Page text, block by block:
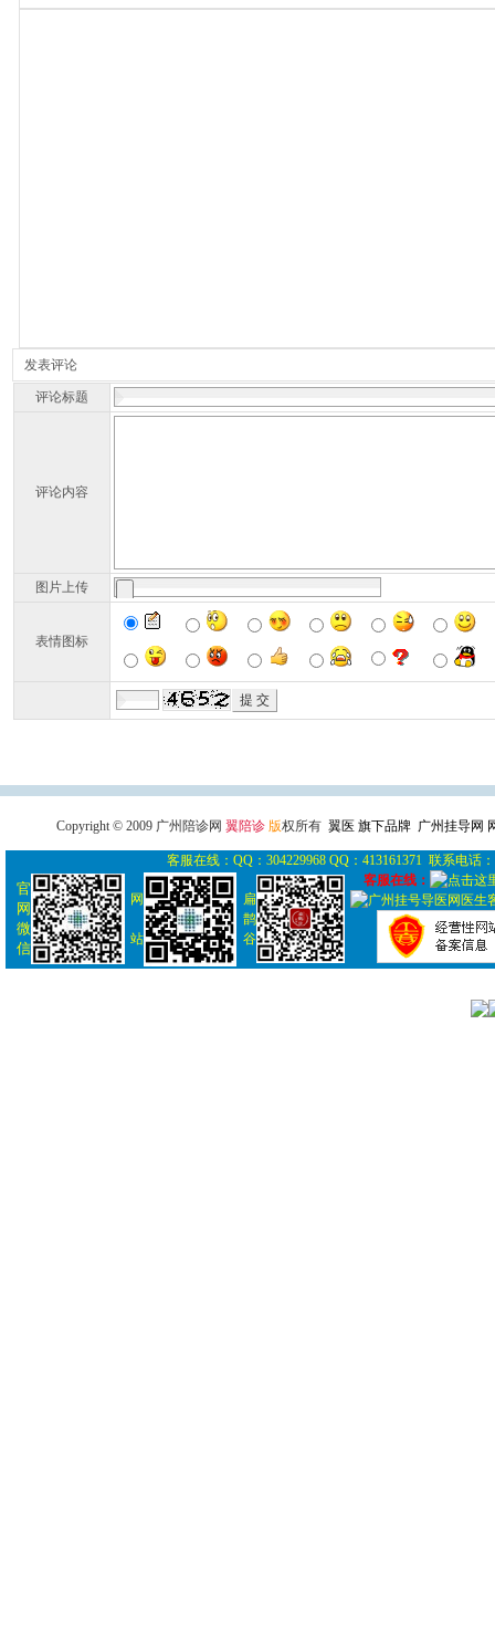
发表评论
评论标题
评论内容
图片上传
表情图标
Copyright © 2009 广州陪诊网 翼陪诊 版权所有 翼医 旗下品牌 广州挂导网
客服在线：QQ：304229968 QQ：413161371 联系电话
官
网
微
信
网
站
扁
鹊
谷
客服在线：